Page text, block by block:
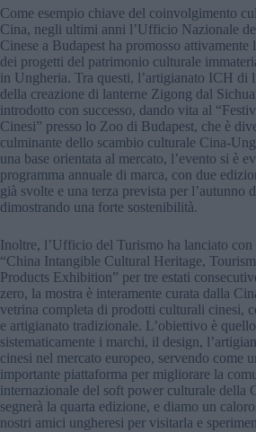
Come esempio chiave del coinvolgimento
Cina, negli ultimi anni l’Ufficio Nazionale
Cinese a Budapest ha promosso attivamente
dei progetti del patrimonio culturale
in Ungheria. Tra questi, l’artigianato ICH di
della creazione di lanterne Zigong dal
introdotto con successo, dando vita al
Cinesi” presso lo Zoo di Budapest, che è
culminante dello scambio culturale Cina-
una base orientata al mercato, l’evento si è
programma annuale di marca, con due
già svolte e una terza prevista per l’autunno
dimostrando una forte sostenibilità.
Inoltre, l’Ufficio del Turismo ha lanciato con
“China Intangible Cultural Heritage,
Products Exhibition” per tre estati
zero, la mostra è interamente curata dalla
vetrina completa di prodotti culturali cinesi,
e artigianato tradizionale. L’obiettivo è
sistematicamente i marchi, il design,
cinesi nel mercato europeo, servendo come
importante piattaforma per migliorare la
internazionale del soft power culturale della
segnerà la quarta edizione, e diamo un
nostri amici ungheresi per visitarla e